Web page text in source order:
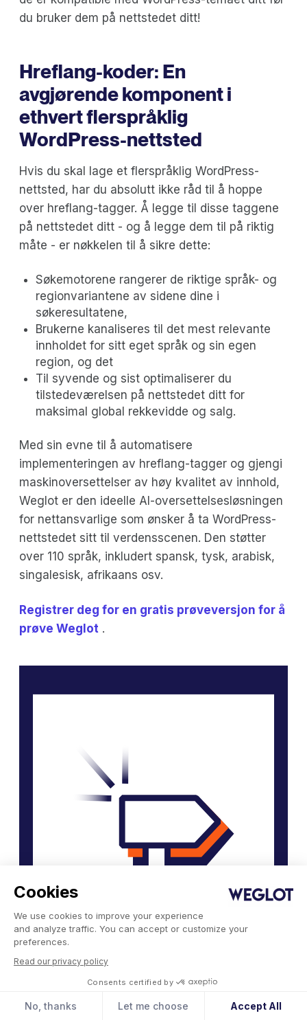
Cookies
We use cookies to improve your experience
and analyze traffic. You can accept or customize your
preferences.
Read our privacy policy
Consents certified by
No, thanks Let me choose Accept All
du bruker dem på nettstedet ditt!
Hreflang-koder: En
avgjørende komponent i
ethvert flerspråklig
WordPress-nettsted
Hvis du skal lage et flerspråklig WordPress-
nettsted, har du absolutt ikke råd til å hoppe
over hreflang-tagger. Å legge til disse taggene
på nettstedet ditt - og å legge dem til på riktig
måte - er nøkkelen til å sikre dette:
Søkemotorene rangerer de riktige språk- og
regionvariantene av sidene dine i
søkeresultatene,
Brukerne kanaliseres til det mest relevante
innholdet for sitt eget språk og sin egen
region, og det
Til syvende og sist optimaliserer du
tilstedeværelsen på nettstedet ditt for
maksimal global rekkevidde og salg.
Med sin evne til å automatisere
implementeringen av hreflang-tagger og gjengi
maskinoversettelser av høy kvalitet av innhold,
Weglot er den ideelle AI-oversettelsesløsningen
for nettansvarlige som ønsker å ta WordPress-
nettstedet sitt til verdensscenen. Den støtter
over 110 språk, inkludert spansk, tysk, arabisk,
singalesisk, afrikaans osv.
Registrer deg for en gratis prøveversjon for å
prøve Weglot .
Oppdag Weglot
Gode ​​ting kommer til de som venter.